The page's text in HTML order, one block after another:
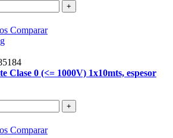
+
Comparar
Clase 0 (<= 1000V) 1x10mts, espesor
+
Comparar